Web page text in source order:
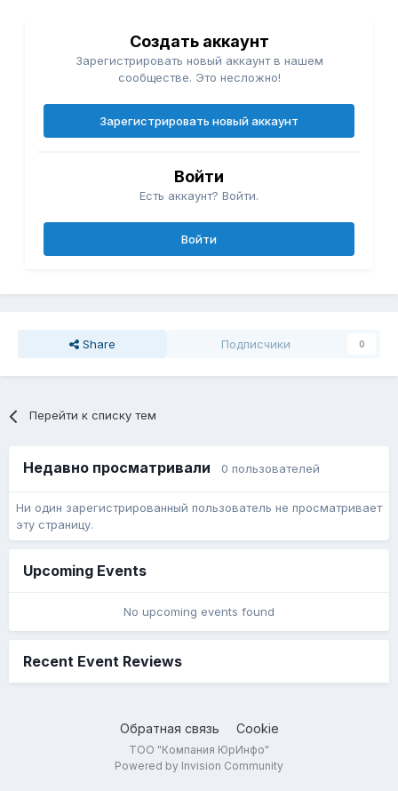
Создать аккаунт
Зарегистрировать новый аккаунт в нашем
сообществе. Это несложно!
Зарегистрировать новый аккаунт
Войти
Есть аккаунт? Войти.
Войти
Share Подписчики 0
Перейти к списку тем
Недавно просматривали 0 пользователей
Ни один зарегистрированный пользователь не просматривает
эту страницу.
Upcoming Events
No upcoming events found
Recent Event Reviews
Обратная связь Cookie
ТОО "Компания ЮрИнфо"
Powered by Invision Community